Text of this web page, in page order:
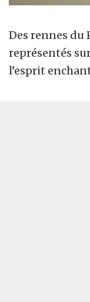
Des rennes du
représentés
l’esprit